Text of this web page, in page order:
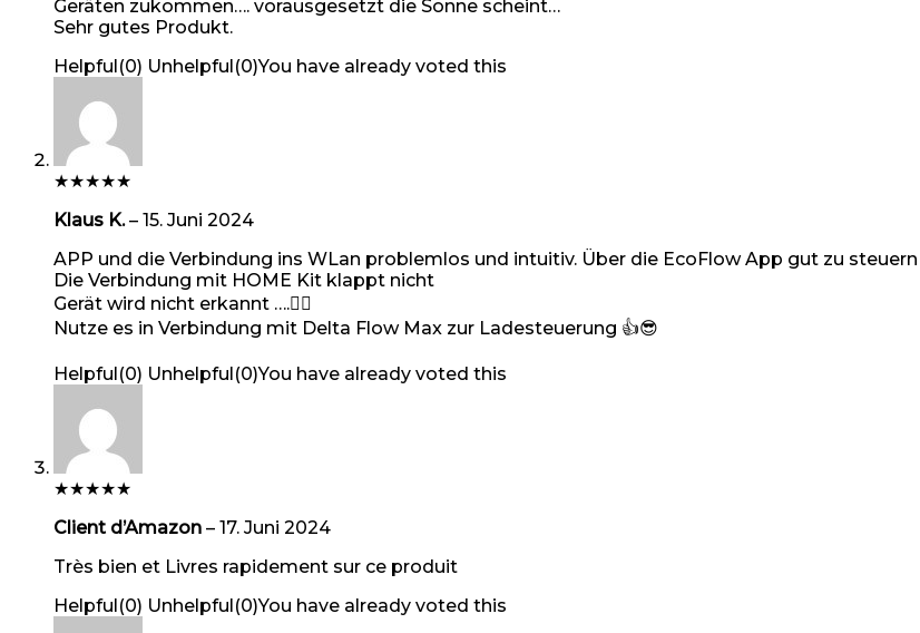
Geräten zukommen…. vorausgesetzt die Sonne scheint…
Sehr gutes Produkt.
Helpful(0) Unhelpful(0)You have already voted this
★★★★★
Klaus K.– 15. Juni 2024
APP und die Verbindung ins WLan problemlos und intuitiv. Über die EcoFlow App gut zu
Die Verbindung mit HOME Kit klappt nicht
Gerät wird nicht erkannt ….🤷‍♀️
Nutze es in Verbindung mit Delta Flow Max zur Ladesteuerung 👍😎
Helpful(0) Unhelpful(0)You have already voted this
★★★★★
Client d’Amazon – 17. Juni 2024
Très bien et Livres rapidement sur ce produit
Helpful(0) Unhelpful(0)You have already voted this